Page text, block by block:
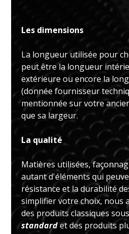
Les dimensions
La longueur utilisée pour
peut être la longueur
extérieure ou encore la
(donnée fournisseur
mentionnée sur votre
que sa largeur.
La qualité
Matières utilisées,
autant d'éléments qui
résistance et la durabilité
simplifier votre choix, nous
des produits classiques
standardet des produits